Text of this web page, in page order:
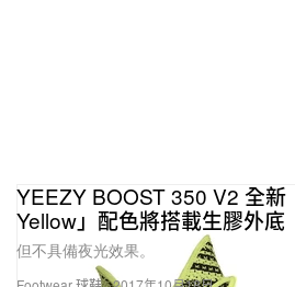
YEEZY BOOST 350 V2 全新
Yellow」配色將搭載生膠外底
但不具備夜光效果。